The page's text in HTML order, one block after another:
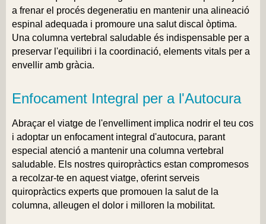
a frenar el procés degeneratiu en mantenir una alineació
espinal adequada i promoure una salut discal òptima.
Una columna vertebral saludable és indispensable per a
preservar l'equilibri i la coordinació, elements vitals per a
envellir amb gràcia.
Enfocament Integral per a l'Autocura
Abraçar el viatge de l'envelliment implica nodrir el teu cos
i adoptar un enfocament integral d'autocura, parant
especial atenció a mantenir una columna vertebral
saludable. Els nostres quiropràctics estan compromesos
a recolzar-te en aquest viatge, oferint serveis
quiropràctics experts que promouen la salut de la
columna, alleugen el dolor i milloren la mobilitat.